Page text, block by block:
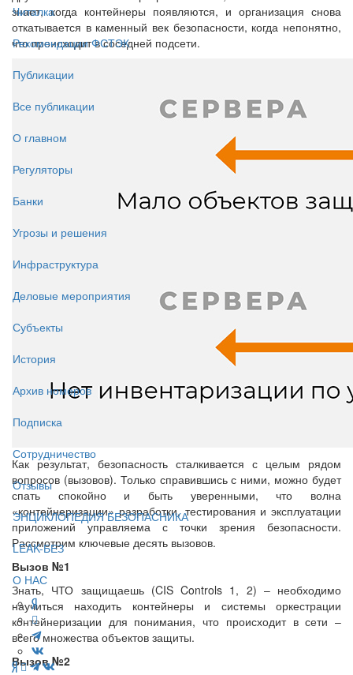
Читалка
Рекомендации ФСТЭК
Публикации
Все публикации
О главном
Регуляторы
Банки
Угрозы и решения
Инфраструктура
Деловые мероприятия
Субъекты
История
Архив номеров
Подписка
Сотрудничество
Отзывы
ЭНЦИКЛОПЕДИЯ БЕЗОПАСНИКА
LEAK-БЕЗ
О НАС
знает, когда контейнеры появляются, и организация снова
откатывается в каменный век безопасности, когда непонятно,
что происходит в соседней подсети.
Как результат, безопасность сталкивается с целым рядом
вопросов (вызовов). Только справившись с ними, можно будет
спать спокойно и быть уверенными, что волна
«контейнеризации» разработки, тестирования и эксплуатации
приложений управляема с точки зрения безопасности.
Рассмотрим ключевые десять вызовов.
Вызов №1
Знать, ЧТО защищаешь (CIS Controls 1, 2) – необходимо
научиться находить контейнеры и системы оркестрации
контейнеризации для понимания, что происходит в сети –
всего множества объектов защиты.
Вызов №2